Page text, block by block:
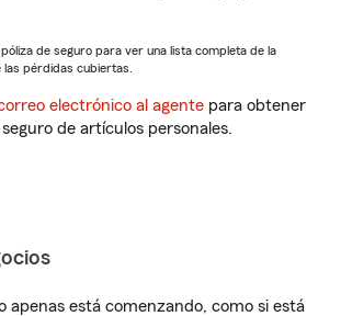
de seguro para ver una lista completa de la
pérdidas cubiertas.
electrónico al agente para obtener
de artículos personales.
apenas está comenzando, como si está